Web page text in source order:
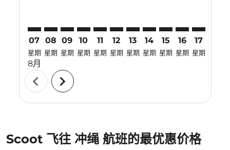
07
星期
8月
08
星期
09
星期
10
星期
11
星期
12
星期
13
星期
14
星期
15
星期
16
星期
17
星期
chevron_left chevron_right
Scoot 飞往 冲绳 航班的最优惠价格